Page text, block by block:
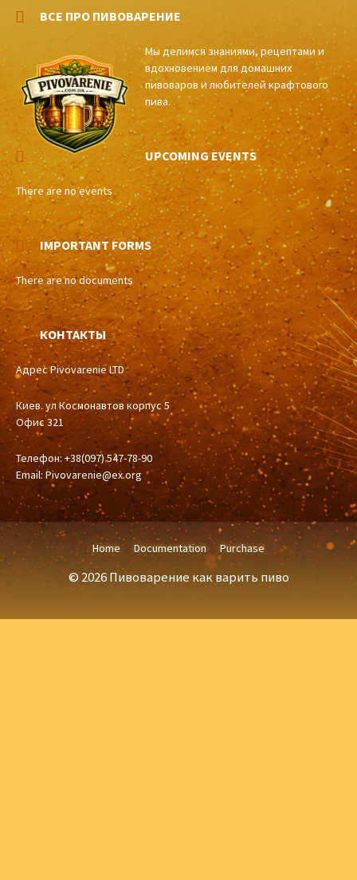
ВСЕ ПРО ПИВОВАРЕНИЕ
Мы делимся знаниями, рецептами и
вдохновением для домашних
пивоваров и любителей крафтового
пива.
UPCOMING EVENTS
There are no events
IMPORTANT FORMS
There are no documents
КОНТАКТЫ
Адрес Pivovarenie LTD
Киев. ул Космонавтов корпус 5
Офис 321
Телефон: +38(097) 547-78-90
Email: Pivovarenie@ex.org
Home Documentation Purchase
© 2026 Пивоварение как варить пиво